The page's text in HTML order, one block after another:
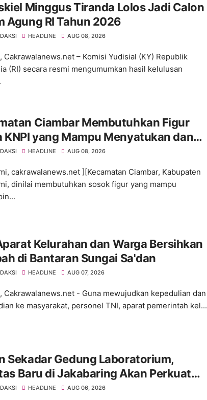
Minggus Tiranda Lolos Jadi Calon
Agung RI Tahun 2026
HEADLINE AUG 08, 2026
Cakrawalanews.net – Komisi Yudisial (KY) Republik
(RI) secara resmi mengumumkan hasil kelulusan
Ciambar Membutuhkan Figur
KNPI yang Mampu Menyatukan dan
Pemuda
HEADLINE AUG 08, 2026
cakrawalanews.net ][Kecamatan Ciambar, Kabupaten
dinilai membutuhkan sosok figur yang mampu
Kelurahan dan Warga Bersihkan
di Bantaran Sungai Sa'dan
HEADLINE AUG 07, 2026
Cakrawalanews.net - Guna mewujudkan kepedulian dan
ke masyarakat, personel TNI, aparat pemerintah kel...
Sekadar Gedung Laboratorium,
Baru di Jakabaring Akan Perkuat
Kesehatan Lima Provinsi
HEADLINE AUG 06, 2026